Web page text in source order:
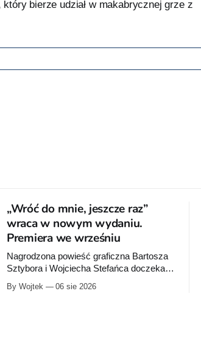
który bierze udział w makabrycznej grze z
„Wróć do mnie, jeszcze raz”
wraca w nowym wydaniu.
Premiera we wrześniu
Nagrodzona powieść graficzna Bartosza
Sztybora i Wojciecha Stefańca doczeka
przygotowuje nową edycję albumu „Wróć
By Wojtek 06 sie 2026